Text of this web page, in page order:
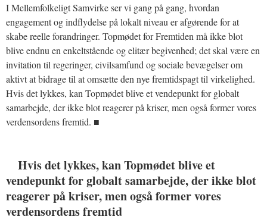
I Mellemfolkeligt Samvirke ser vi gang på gang, hvordan
engagement og indflydelse på lokalt niveau er afgørende for at
skabe reelle forandringer. Topmødet for Fremtiden må ikke blot
blive endnu en enkeltstående og elitær begivenhed; det skal være en
invitation til regeringer, civilsamfund og sociale bevægelser om
aktivt at bidrage til at omsætte den nye fremtidspagt til virkelighed.
Hvis det lykkes, kan Topmødet blive et vendepunkt for globalt
samarbejde, der ikke blot reagerer på kriser, men også former vores
verdensordens fremtid. ■
Hvis det lykkes, kan Topmødet blive et
vendepunkt for globalt samarbejde, der ikke blot
reagerer på kriser, men også former vores
verdensordens fremtid